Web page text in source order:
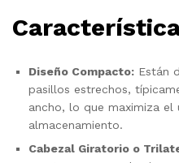
Diseño Compacto: Están
pasillos estrechos,
ancho, lo que maximiza el
almacenamiento.
Cabezal Giratorio o